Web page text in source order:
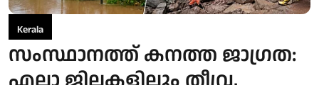
Kerala
സംസ്ഥാനത്ത് കനത്ത ജാഗ്രത: